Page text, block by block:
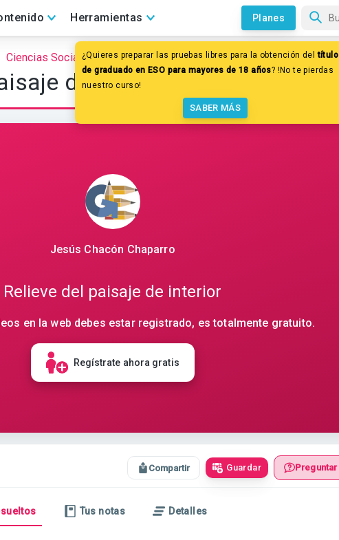
Herramientas Planes
¿Quieres preparar las pruebas libres para la obtención deltítulo
de graduado en ESO para mayores de 18 años? !No te pierdas
nuestro curso!
SABER MÁS
Ciencias Sociales Relieve y paisaje de España y Europa
de interior
Jesús Chacón Chaparro
Relieve del paisaje de interior
en la web debes estar registrado, es totalmente gratuito.
Regístrate ahora gratis
Compartir Guardar Preguntar
Tus notas Detalles